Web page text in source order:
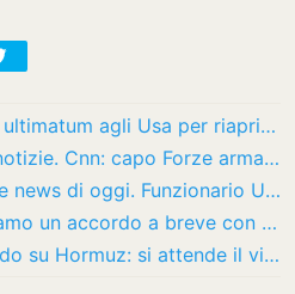
Iran news oggi, ultimatum agli Usa per riaprire lo Stretto di Hormuz
Guerra, ultime notizie. Cnn: capo Forze armate Usa cerca via d’uscita da guerra con…
Guerra in Iran, le news di oggi. Funzionario Usa: “Ci aspettiamo accordo a breve su…
Usa, 'ci aspettiamo un accordo a breve con l'Iran, poi via il blocco navale'
In arrivo l’accordo su Hormuz: si attende il via libera di Khamenei